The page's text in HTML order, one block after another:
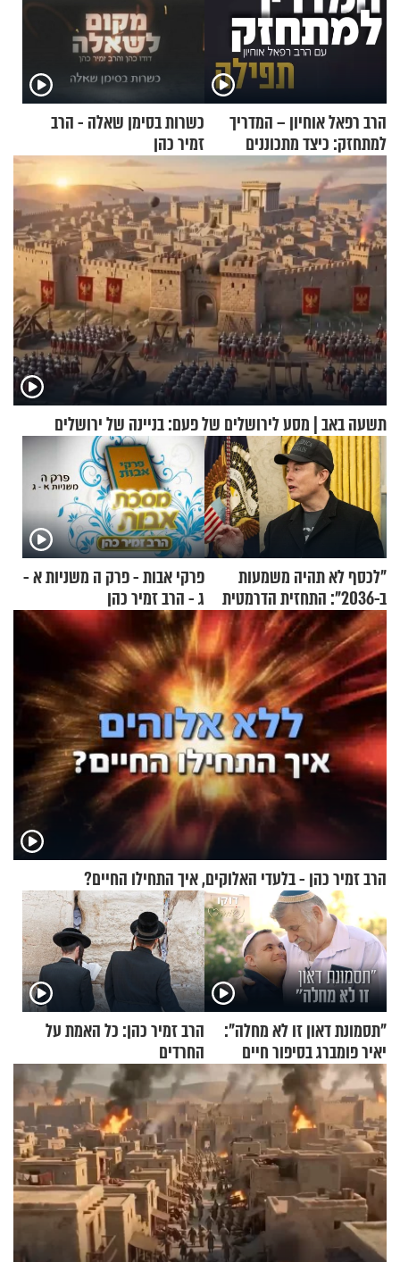
הרב רפאל אוחיון – המדריך
למתחזק: כיצד מתכוננים
לתפילה?
כשרות בסימן שאלה - הרב
זמיר כהן
תשעה באב | מסע לירושלים של פעם: בניינה של ירושלים
"לכסף לא תהיה משמעות
ב-2036": התחזית הדרמטית
של אילון מאסק על עתיד
הכלכלה
פרקי אבות - פרק ה משניות א -
ג - הרב זמיר כהן
הרב זמיר כהן - בלעדי האלוקים, איך התחילו החיים?
"תסמונת דאון זו לא מחלה":
יאיר פומברג בסיפור חיים
מעורר השראה
הרב זמיר כהן: כל האמת על
החרדים